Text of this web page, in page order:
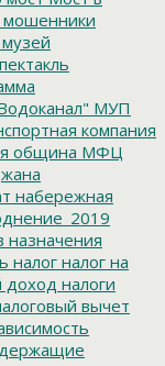
мошенники
музей
МУП
компания
община МФЦ
набережная
назначения
налог налог на
доход налоги
вычет